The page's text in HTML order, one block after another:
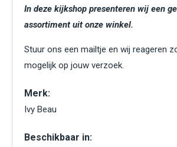
In deze kijkshop presenteren wij een
assortiment uit onze winkel.
Stuur ons een mailtje en wij reageren
mogelijk op jouw verzoek.
Merk:
Ivy Beau
Beschikbaar in: